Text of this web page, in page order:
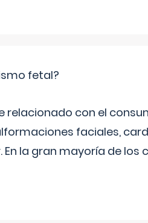
fetal?
relacionado con el
faciales,
la gran mayoría de los